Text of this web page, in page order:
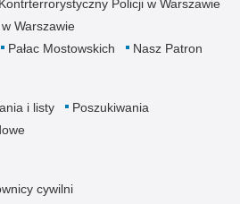
Policji w Warszawie
Warszawie
Pałac Mostowskich Nasz Patron
i listy
Poszukiwania
cywilni